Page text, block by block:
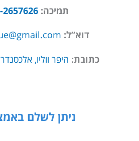
תמיכה:2657626
דוא”ל:
כתובת: היפר ווליו, אלכסנדר ינאי
ניתן לשלם